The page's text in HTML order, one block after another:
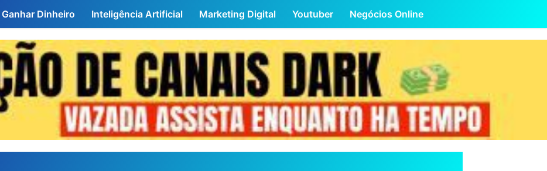
Ganhar Dinheiro Inteligência Artificial Marketing Digital Youtuber Negócios Online